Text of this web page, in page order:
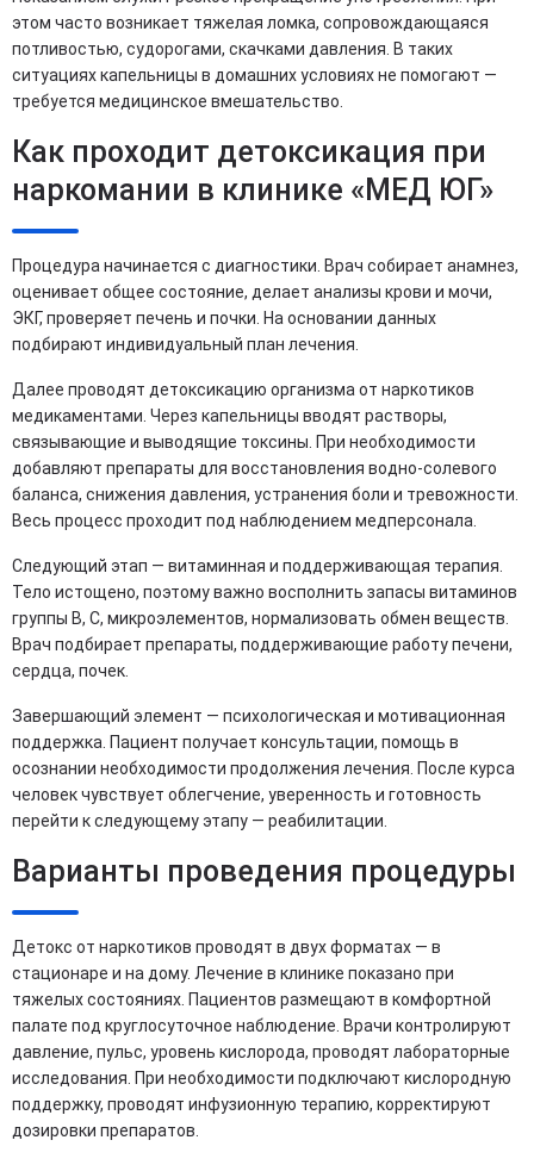
этом часто возникает тяжелая ломка, сопровождающаяся
потливостью, судорогами, скачками давления. В таких
ситуациях капельницы в домашних условиях не помогают —
требуется медицинское вмешательство.
Как проходит детоксикация при
наркомании в клинике «МЕД ЮГ»
Процедура начинается с диагностики. Врач собирает анамнез,
оценивает общее состояние, делает анализы крови и мочи,
ЭКГ, проверяет печень и почки. На основании данных
подбирают индивидуальный план лечения.
Далее проводят детоксикацию организма от наркотиков
медикаментами. Через капельницы вводят растворы,
связывающие и выводящие токсины. При необходимости
добавляют препараты для восстановления водно-солевого
баланса, снижения давления, устранения боли и тревожности.
Весь процесс проходит под наблюдением медперсонала.
Следующий этап — витаминная и поддерживающая терапия.
Тело истощено, поэтому важно восполнить запасы витаминов
группы B, C, микроэлементов, нормализовать обмен веществ.
Врач подбирает препараты, поддерживающие работу печени,
сердца, почек.
Завершающий элемент — психологическая и мотивационная
поддержка. Пациент получает консультации, помощь в
осознании необходимости продолжения лечения. После курса
человек чувствует облегчение, уверенность и готовность
перейти к следующему этапу — реабилитации.
Варианты проведения процедуры
Детокс от наркотиков проводят в двух форматах — в
стационаре и на дому. Лечение в клинике показано при
тяжелых состояниях. Пациентов размещают в комфортной
палате под круглосуточное наблюдение. Врачи контролируют
давление, пульс, уровень кислорода, проводят лабораторные
исследования. При необходимости подключают кислородную
поддержку, проводят инфузионную терапию, корректируют
дозировки препаратов.